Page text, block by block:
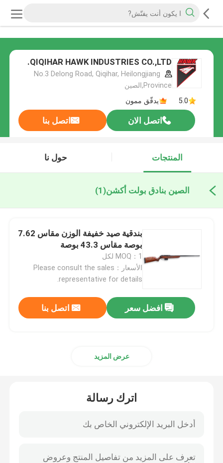
QIQIHAR HAWK INDUSTRIES CO.,LTD.
No.3 Delong Road, Qiqihar, Heilongjiang
Province,الصين
5.0
يدقّق ممون
اتصل الان اتصل بنا
المنتجات حول نا
الصين بنادق بولت أكشن(1)
بندقية صيد خفيفة الوزن مقاس 7.62
بوصة مقاس 43.3 بوصة
MOQ：1 لكل
الأسعار：Please consult the sales
representative for details.
افضل سعر اتصل بنا
عرض المزيد
اترك رسالة